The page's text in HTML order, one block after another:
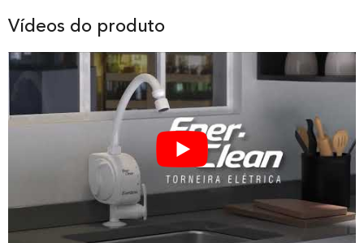
Vídeos do produto